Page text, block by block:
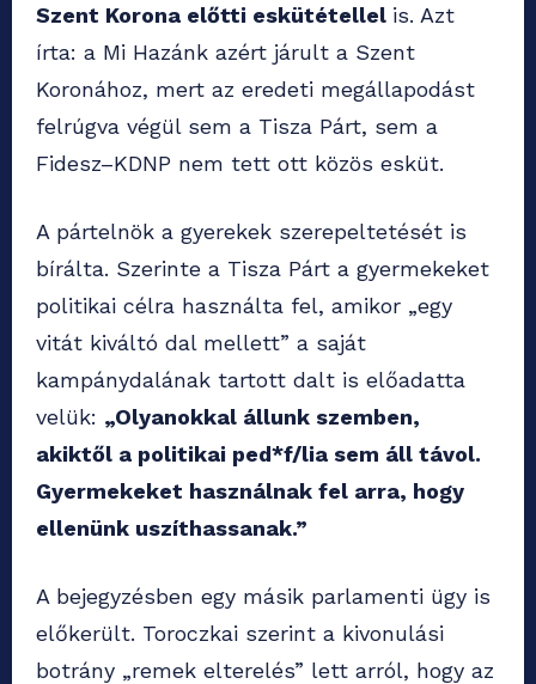
Szent Korona előtti eskütétellel is. Azt
írta: a Mi Hazánk azért járult a Szent
Koronához, mert az eredeti megállapodást
felrúgva végül sem a Tisza Párt, sem a
Fidesz–KDNP nem tett ott közös esküt.
A pártelnök a gyerekek szerepeltetését is
bírálta. Szerinte a Tisza Párt a gyermekeket
politikai célra használta fel, amikor „egy
vitát kiváltó dal mellett” a saját
kampánydalának tartott dalt is előadatta
velük: „Olyanokkal állunk szemben,
akiktől a politikai ped*f/lia sem áll távol.
Gyermekeket használnak fel arra, hogy
ellenünk uszíthassanak.”
A bejegyzésben egy másik parlamenti ügy is
előkerült. Toroczkai szerint a kivonulási
botrány „remek elterelés” lett arról, hogy az